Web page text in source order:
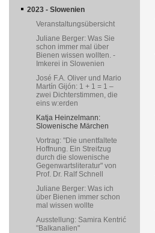
2023 - Slowenien
Veranstaltungsübersicht
Juliane Berger: Was Sie
schon immer mal über
Bienen wissen wollten. -
Imkerei in Slowenien
José F.A. Oliver und Mario
Martín Gijón: 1 + 1 = 1 –
zwei Dichterstimmen, die
eins w:erden
Katja Heinzelmann:
Slowenische Märchen
Vortrag: "Die unentfaltete
Hoffnung. Ein Streifzug
durch die slowenische
Gegenwartsliteratur" von
Prof. Dr. Ralf Schnell
Juliane Berger: Was ich
über Bienen immer schon
mal wissen wollte
Ausstellung: Samira Kentrić
"Balkanalien"